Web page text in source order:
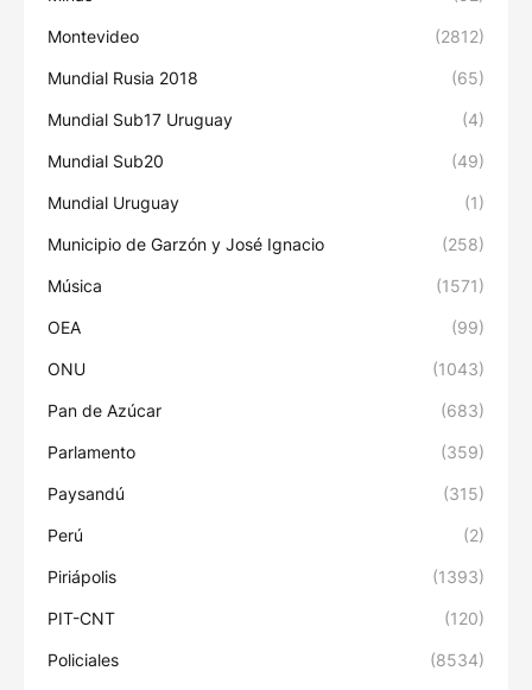
Montevideo (2812)
Mundial Rusia 2018 (65)
Mundial Sub17 Uruguay (4)
Mundial Sub20 (49)
Mundial Uruguay (1)
Municipio de Garzón y José Ignacio (258)
Música (1571)
OEA (99)
ONU (1043)
Pan de Azúcar (683)
Parlamento (359)
Paysandú (315)
Perú (2)
Piriápolis (1393)
PIT-CNT (120)
Policiales (8534)